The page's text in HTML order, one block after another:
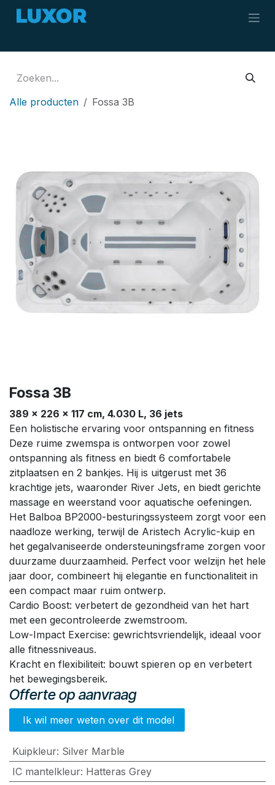
Overslaan naar inhoud
Alle producten Fossa 3B
Fossa 3B
389 × 226 × 117 cm, 4.030 L, 36 jets
Een holistische ervaring voor ontspanning en fitness
Deze ruime zwemspa is ontworpen voor zowel
ontspanning als fitness en biedt 6 comfortabele
zitplaatsen en 2 bankjes. Hij is uitgerust met 36
krachtige jets, waaronder River Jets, en biedt gerichte
massage en weerstand voor aquatische oefeningen.
Het Balboa BP2000-besturingssysteem zorgt voor een
naadloze werking, terwijl de Aristech Acrylic-kuip en
het gegalvaniseerde ondersteuningsframe zorgen voor
duurzame duurzaamheid. Perfect voor welzijn het hele
jaar door, combineert hij elegantie en functionaliteit in
een compact maar ruim ontwerp.
Cardio Boost: verbetert de gezondheid van het hart
met een gecontroleerde zwemstroom.
Low-Impact Exercise: gewrichtsvriendelijk, ideaal voor
alle fitnessniveaus.
Kracht en flexibiliteit: bouwt spieren op en verbetert
het bewegingsbereik.
Offerte op aanvraag
Ik wil meer weten over dit model
Kuipkleur: Silver Marble
IC mantelkleur: Hatteras Grey